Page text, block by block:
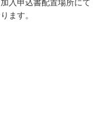
加入申込書配置場所にて
ます。